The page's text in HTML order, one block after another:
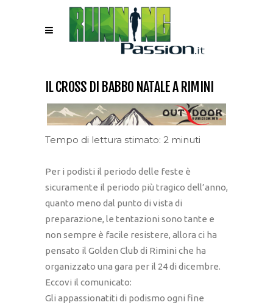
IL CROSS DI BABBO NATALE A RIMINI
Tempo di lettura stimato: 2 minuti
Per i podisti il periodo delle feste è
sicuramente il periodo più tragico dell’anno,
quanto meno dal punto di vista di
preparazione, le tentazioni sono tante e
non sempre è facile resistere, allora ci ha
pensato il Golden Club di Rimini che ha
organizzato una gara per il 24 di dicembre.
Eccovi il comunicato:
Gli appassionatiti di podismo ogni fine